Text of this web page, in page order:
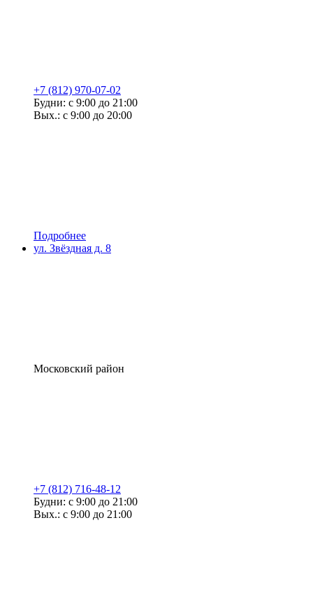
+7 (812) 970-07-02
Будни: с 9:00 до 21:00
Вых.: с 9:00 до 20:00
Подробнее
ул. Звёздная д. 8
Московский район
+7 (812) 716-48-12
Будни: с 9:00 до 21:00
Вых.: с 9:00 до 21:00